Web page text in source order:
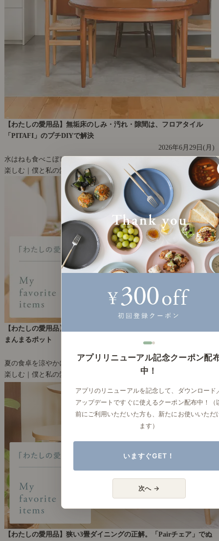
【わたしの愛用品】無垢床のしみ・汚れ・隙間は、フロアタイル
「PITAFI」のプチDIYで解決
2026年6月29日(月)
水はねも食べこぼしも気にならなくなりました。
楽しむ｜僕と私の愛用品
【わたしの愛用品】夏の食卓を涼しく彩る、お気に入りのグラスと
まんまるポット
夏の食卓を涼やかに彩るガラス道具3選です。
楽しむ｜僕と私の愛用品
【わたしの愛用品】狭い3畳ダイニングの正解。「Pairチェア」でぬ
アプリリニューアル記念クーポン配
中！
アプリのリニューアルを記念して、ダウンロード
アップデートですぐに使えるクーポン配布中！（
前にご利用いただいた方も、新たにお使いいただ
ます）
いますぐGET！
次へ →